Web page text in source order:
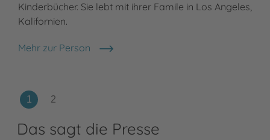
Kinderbücher. Sie lebt mit ihrer Famile in Los Angeles,
Kalifornien.
Mehr zur Person
LeUyen Pham
Das sagt die Presse